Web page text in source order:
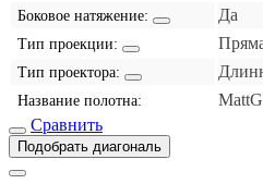
Боковое натяжение: Да
Тип проекции:
Тип проектора:
Название полотна:
Сравнить
Подобрать диагональ